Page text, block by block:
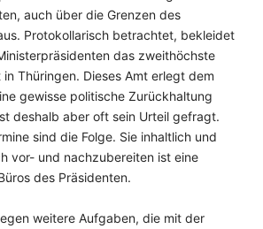
auch über die Grenzen des
Protokollarisch betrachtet, bekleidet
das zweithöchste
Thüringen. Dieses Amt erlegt dem
gewisse politische Zurückhaltung
deshalb aber oft sein Urteil gefragt.
sind die Folge. Sie inhaltlich und
vor- und nachzubereiten ist eine
des Präsidenten.
weitere Aufgaben, die mit der